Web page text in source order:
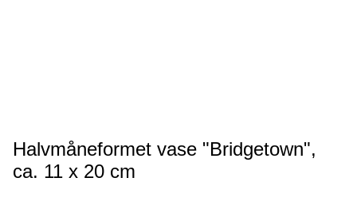
Halvmåneformet vase "Bridgetown",
ca. 11 x 20 cm